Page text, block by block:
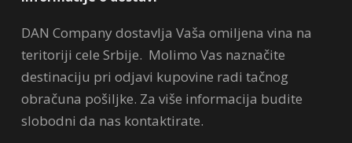
DAN Company dostavlja Vaša omiljena vina na
teritoriji cele Srbije. Molimo Vas naznačite
destinaciju pri odjavi kupovine radi tačnog
obračuna pošiljke. Za više informacija budite
slobodni da nas kontaktirate.